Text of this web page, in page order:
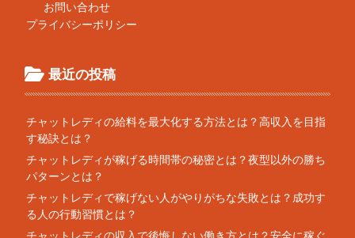
お問い合わせ
プライバシーポリシー
最近の投稿
チャットレディの給料を最大化する方法とは？高収入を目指
す秘訣とは？
チャットレディが稼げる時間帯の秘密とは？夜型以外の勝ち
パターンとは？
チャットレディで稼げない人がやりがちな失敗とは？成功す
る人の行動習慣とは？